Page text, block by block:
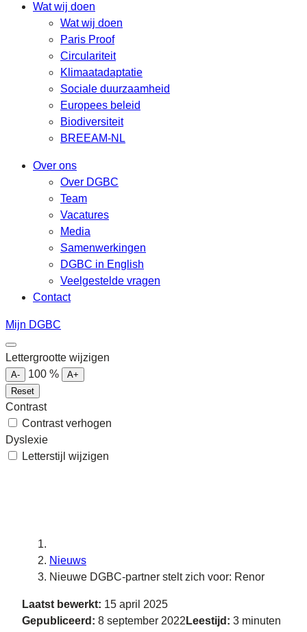
Wat wij doen
Wat wij doen
Paris Proof
Circulariteit
Klimaatadaptatie
Sociale duurzaamheid
Europees beleid
Biodiversiteit
BREEAM-NL
Over ons
Over DGBC
Team
Vacatures
Media
Samenwerkingen
DGBC in English
Veelgestelde vragen
Contact
Mijn DGBC
Lettergrootte wijzigen
A- 100 %
A+
Reset
Contrast
Contrast verhogen
Dyslexie
Letterstijl wijzigen
Nieuws
Nieuwe DGBC-partner stelt zich voor: Renor
Laatst bewerkt: 15 april 2025
Gepubliceerd: 8 september 2022 Leestijd: 3 minuten